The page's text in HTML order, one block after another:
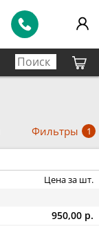
Фильтры 1
Цена за шт.
950,00 р.